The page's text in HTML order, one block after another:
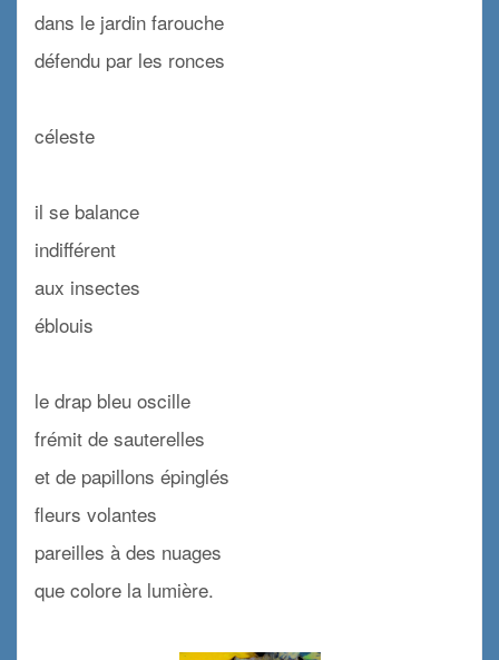
dans le jardin farouche
défendu par les ronces
céleste
il se balance
indifférent
aux insectes
éblouis
le drap bleu oscille
frémit de sauterelles
et de papillons épinglés
fleurs volantes
pareilles à des nuages
que colore la lumière.